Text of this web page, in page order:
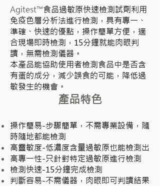
Agitest™食品過敏原快速檢測試劑利用
免疫色層分析法進行檢測，具有專一、
準確、快速的優點，操作簡單方便，適
合現場即時檢測，15分鐘就能肉眼判
讀，無需檢測儀器。
本產品能協助使用者檢測食品中是否含
有蛋的成分，減少誤食的可能，降低過
敏發生的機會。
產品特色
操作簡易-步驟簡單，不需專業設備，隨
時隨地都能檢測
高靈敏度-低濃度含量過敏原也能檢測出
高專一性-只針對特定過敏原進行檢測
檢測快速-15分鐘完成檢測
判斷容易-不需儀器，肉眼即可判讀結果